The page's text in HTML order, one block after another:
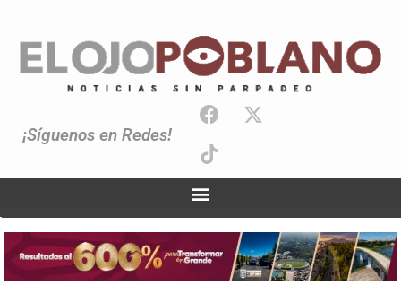
¡Síguenos en Redes!